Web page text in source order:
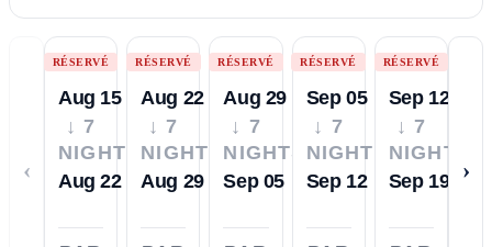
‹
RÉSERVÉ
Aug 15
↓ 7
NIGHTS
Aug 22
RÉSERVÉ
Aug 22
↓ 7
NIGHTS
Aug 29
RÉSERVÉ
Aug 29
↓ 7
NIGHTS
Sep 05
RÉSERVÉ
Sep 05
↓ 7
NIGHTS
Sep 12
RÉSERVÉ
Sep 12
↓ 7
NIGHTS
Sep 19
›